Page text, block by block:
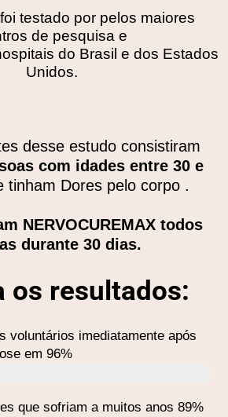
testado por pelos maiores
de pesquisa e
do Brasil e dos Estados
Unidos.
desse estudo consistiram
com idades entre 30 e
tinham Dores pelo corpo .
NERVOCUREMAX todos
durante 30 dias.
os resultados:
voluntários imediatamente após
em 96%
que sofriam a muitos anos 89%